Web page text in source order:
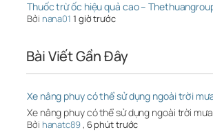
Thuốc trừ ốc hiệu quả cao –
Bởi nana01 1 giờ trước
Bài Viết Gần Đây
Xe nâng phuy có thể sử dụng ngoài trời
Xe nâng phuy có thể sử dụng ngoài trời
Bởi hanatc89, 6 phút trước